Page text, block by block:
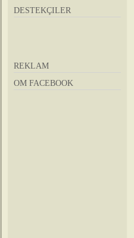
DESTEKÇILER
REKLAM
OM FACEBOOK